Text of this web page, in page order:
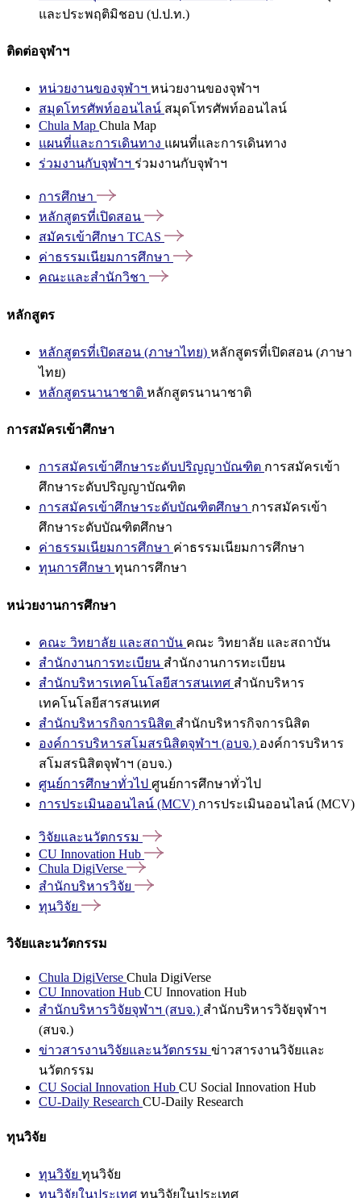
และประพฤติมิชอบ (ป.ป.ท.)
ติดต่อจุฬาฯ
หน่วยงานของจุฬาฯ หน่วยงานของจุฬาฯ
สมุดโทรศัพท์ออนไลน์ สมุดโทรศัพท์ออนไลน์
Chula Map Chula Map
แผนที่และการเดินทาง แผนที่และการเดินทาง
ร่วมงานกับจุฬาฯ ร่วมงานกับจุฬาฯ
การศึกษา
หลักสูตรที่เปิดสอน
สมัครเข้าศึกษา TCAS
ค่าธรรมเนียมการศึกษา
คณะและสำนักวิชา
หลักสูตร
หลักสูตรที่เปิดสอน (ภาษาไทย) หลักสูตรที่เปิดสอน (ภาษา
ไทย)
หลักสูตรนานาชาติ หลักสูตรนานาชาติ
การสมัครเข้าศึกษา
การสมัครเข้าศึกษาระดับปริญญาบัณฑิต การสมัครเข้า
ศึกษาระดับปริญญาบัณฑิต
การสมัครเข้าศึกษาระดับบัณฑิตศึกษา การสมัครเข้า
ศึกษาระดับบัณฑิตศึกษา
ค่าธรรมเนียมการศึกษา ค่าธรรมเนียมการศึกษา
ทุนการศึกษา ทุนการศึกษา
หน่วยงานการศึกษา
คณะ วิทยาลัย และสถาบัน คณะ วิทยาลัย และสถาบัน
สำนักงานการทะเบียน สำนักงานการทะเบียน
สำนักบริหารเทคโนโลยีสารสนเทศ สำนักบริหาร
เทคโนโลยีสารสนเทศ
สำนักบริหารกิจการนิสิต สำนักบริหารกิจการนิสิต
องค์การบริหารสโมสรนิสิตจุฬาฯ (อบจ.) องค์การบริหาร
สโมสรนิสิตจุฬาฯ (อบจ.)
ศูนย์การศึกษาทั่วไป ศูนย์การศึกษาทั่วไป
การประเมินออนไลน์ (MCV) การประเมินออนไลน์ (MCV)
วิจัยและนวัตกรรม
CU Innovation Hub
Chula DigiVerse
สำนักบริหารวิจัย
ทุนวิจัย
วิจัยและนวัตกรรม
Chula DigiVerse Chula DigiVerse
CU Innovation Hub CU Innovation Hub
สำนักบริหารวิจัยจุฬาฯ (สบจ.) สำนักบริหารวิจัยจุฬาฯ
(สบจ.)
ข่าวสารงานวิจัยและนวัตกรรม ข่าวสารงานวิจัยและ
นวัตกรรม
CU Social Innovation Hub CU Social Innovation Hub
CU-Daily Research CU-Daily Research
ทุนวิจัย
ทุนวิจัย ทุนวิจัย
ทุนวิจัยในประเทศ ทุนวิจัยในประเทศ